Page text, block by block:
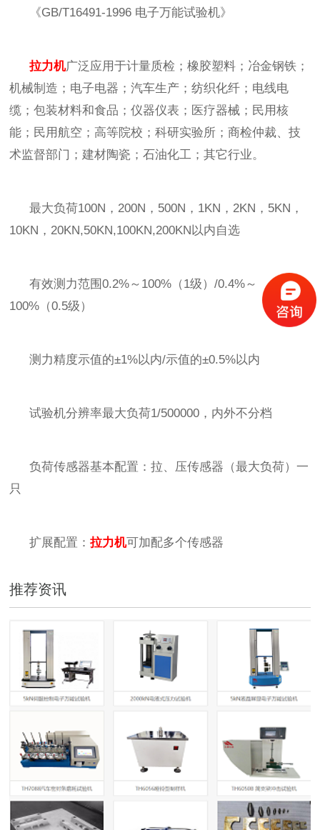
《GB/T16491-1996 电子万能试验机》
拉力机广泛应用于计量质检；橡胶塑料；冶金钢铁；
机械制造；电子电器；汽车生产；纺织化纤；电线电
缆；包装材料和食品；仪器仪表；医疗器械；民用核
能；民用航空；高等院校；科研实验所；商检仲裁、技
术监督部门；建材陶瓷；石油化工；其它行业。
最大负荷100N，200N，500N，1KN，2KN，5KN，
10KN，20KN,50KN,100KN,200KN 以内自选
有效测力范围0.2%～100%（1级）/0.4%～
100%（0.5级）
测力精度示值的±1%以内/示值的±0.5%以内
试验机分辨率最大负荷1/500000，内外不分档
负荷传感器基本配置：拉、压传感器（最大负荷）一
只
扩展配置：拉力机可加配多个传感器
推荐资讯